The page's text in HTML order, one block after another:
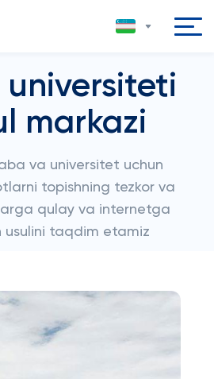
universiteti
markazi
va universitet uchun
topishning tezkor va
qulay va internetga
usulini taqdim etamiz